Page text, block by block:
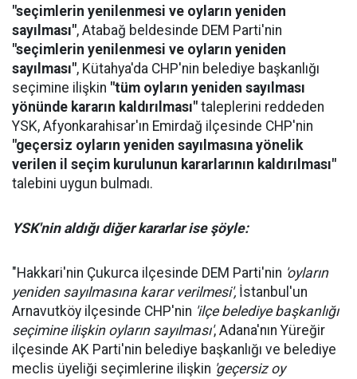
"seçimlerin yenilenmesi ve oyların yeniden
sayılması", Atabağ beldesinde DEM Parti'nin
"seçimlerin yenilenmesi ve oyların yeniden
sayılması", Kütahya'da CHP'nin belediye başkanlığı
seçimine ilişkin "tüm oyların yeniden sayılması
yönünde kararın kaldırılması" taleplerini reddeden
YSK, Afyonkarahisar'ın Emirdağ ilçesinde CHP'nin
"geçersiz oyların yeniden sayılmasına yönelik
verilen il seçim kurulunun kararlarının kaldırılması"
talebini uygun bulmadı.
YSK'nin aldığı diğer kararlar ise şöyle:
"Hakkari'nin Çukurca ilçesinde DEM Parti'nin 'oyların
yeniden sayılmasına karar verilmesi', İstanbul'un
Arnavutköy ilçesinde CHP'nin 'ilçe belediye başkanlığı
seçimine ilişkin oyların sayılması', Adana'nın Yüreğir
ilçesinde AK Parti'nin belediye başkanlığı ve belediye
meclis üyeliği seçimlerine ilişkin 'geçersiz oy